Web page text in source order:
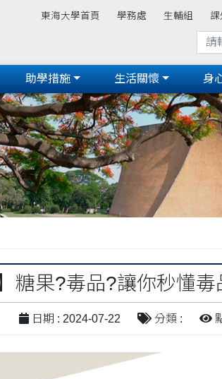
東海大學首頁 學務處 生輔組 課
助學措施 生活關懷 身
糖果?毒品?讓你秒懂
日期 : 2024-07-22 分類 :